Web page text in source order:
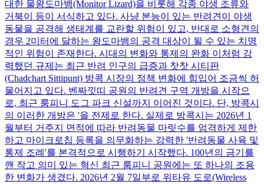
대한 물왕도마뱀(Monitor Lizard)을 비롯해 각종 야생 조류와
거북이 등이 서식하고 있다. 사냥 본능이 있는 반려견이 야생
동물을 공격해 생태계를 교란할 위험이 있고, 반대로 소형견의
경우 2미터에 달하는 왕도마뱀의 공격 대상이 될 수 있는 치명
적인 위험이 존재한다. 시대의 변화와 통제의 완화 이처럼 강
력했던 규제는 최근 반려 인구의 급증과 찻찻 시티판
(Chadchart Sittipunt) 방콕 시장의 정책 변화에 힘입어 조금씩 허
물어지고 있다. 벤짜낏띠 공원의 반려견 구역 개방을 시작으
로, 최근 룸피니 도그 파크 신설까지 이어진 것이다. 단, 방콕시
의 이러한 개방은 '을 전제로 한다. 실제로 방콕시는 2026년 1
월부터 거주지 면적에 따라 반려동물 마릿수를 엄격하게 제한
하고 마이크로칩 등록을 의무화하는 강력한 '반려동물 사육 및
통제 조례'를 본격적으로 시행하기 시작했다. 100년의 금기를
깬 작고 의미 있는 혁신 최근 룸피니 공원에는 또 하나의 조용
한 변화가 생겼다. 2026년 2월 7일부로 위타유 도로(Wireless